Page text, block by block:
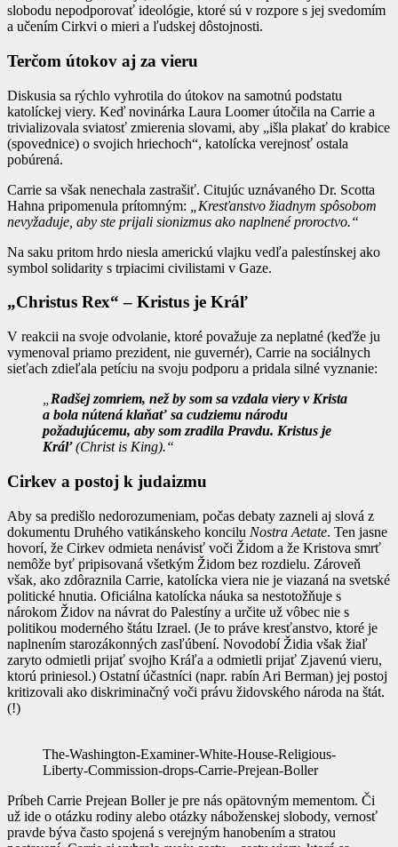
slobodu nepodporovať ideológie, ktoré sú v rozpore s jej svedomím
a učením Cirkvi o mieri a ľudskej dôstojnosti.
Terčom útokov aj za vieru
Diskusia sa rýchlo vyhrotila do útokov na samotnú podstatu
katolíckej viery. Keď novinárka Laura Loomer útočila na Carrie a
trivializovala sviatosť zmierenia slovami, aby „išla plakať do krabice
(spovednice) o svojich hriechoch“, katolícka verejnosť ostala
pobúrená.
Carrie sa však nenechala zastrašiť. Citujúc uznávaného Dr. Scotta
Hahna pripomenula prítomným:
„Kresťanstvo žiadnym spôsobom
nevyžaduje, aby ste prijali sionizmus ako naplnené proroctvo.“
Na saku pritom hrdo niesla americkú vlajku vedľa palestínskej ako
symbol solidarity s trpiacimi civilistami v Gaze.
„Christus Rex“ – Kristus je Kráľ
V reakcii na svoje odvolanie, ktoré považuje za neplatné (keďže ju
vymenoval priamo prezident, nie guvernér), Carrie na sociálnych
sieťach zdieľala petíciu na svoju podporu a pridala silné vyznanie:
Radšej zomriem, než by som sa vzdala viery v Krista
a bola nútená klaňať sa cudziemu národu
požadujúcemu, aby som zradila Pravdu. Kristus je
Kráľ(Christ is King).“
Cirkev a postoj k judaizmu
Aby sa predišlo nedorozumeniam, počas debaty zazneli aj slová z
dokumentu Druhého vatikánskeho koncilu Nostra Aetate. Ten jasne
hovorí, že Cirkev odmieta nenávisť voči Židom a že Kristova smrť
nemôže byť pripisovaná všetkým Židom bez rozdielu. Zároveň
však, ako zdôraznila Carrie, katolícka viera nie je viazaná na svetské
politické hnutia. Oficiálna katolícka náuka sa nestotožňuje s
nárokom Židov na návrat do Palestíny a určite už vôbec nie s
politikou moderného štátu Izrael. (Je to práve kresťanstvo, ktoré je
naplnením starozákonných zasľúbení. Novodobí Židia však žiaľ
zaryto odmietli prijať svojho Kráľa a odmietli prijať Zjavenú vieru,
ktorú priniesol.) Ostatní účastníci (napr. rabín Ari Berman) jej postoj
kritizovali ako diskriminačný voči právu židovského národa na štát.
(!)
The-Washington-Examiner-White-House-Religious-
Liberty-Commission-drops-Carrie-Prejean-Boller
Príbeh Carrie Prejean Boller je pre nás opätovným mementom. Či
už ide o otázku rodiny alebo otázky náboženskej slobody, vernosť
pravde býva často spojená s verejným hanobením a stratou